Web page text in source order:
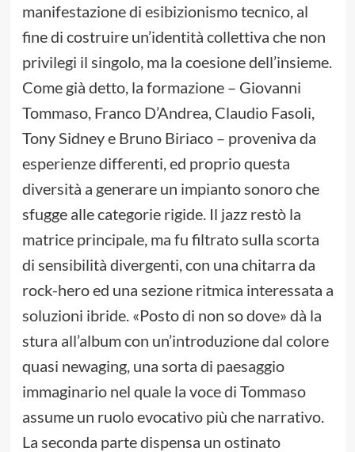
manifestazione di esibizionismo tecnico, al
fine di costruire un’identità collettiva che non
privilegi il singolo, ma la coesione dell’insieme.
Come già detto, la formazione – Giovanni
Tommaso, Franco D’Andrea, Claudio Fasoli,
Tony Sidney e Bruno Biriaco – proveniva da
esperienze differenti, ed proprio questa
diversità a generare un impianto sonoro che
sfugge alle categorie rigide. Il jazz restò la
matrice principale, ma fu filtrato sulla scorta
di sensibilità divergenti, con una chitarra da
rock-hero ed una sezione ritmica interessata a
soluzioni ibride. «Posto di non so dove» dà la
stura all’album con un’introduzione dal colore
quasi newaging, una sorta di paesaggio
immaginario nel quale la voce di Tommaso
assume un ruolo evocativo più che narrativo.
La seconda parte dispensa un ostinato